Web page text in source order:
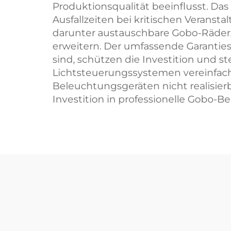
Produktionsqualität beeinflusst.
Ausfallzeiten bei kritischen
darunter austauschbare Gobo-
erweitern. Der umfassende
sind, schützen die Investition und
Lichtsteuerungssystemen
Beleuchtungsgeräten nicht
Investition in professionelle Gobo-